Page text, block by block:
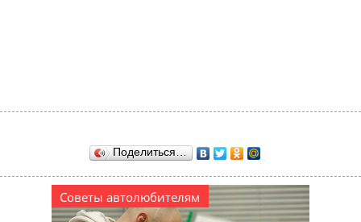
Поделиться…
Советы автолюбителям